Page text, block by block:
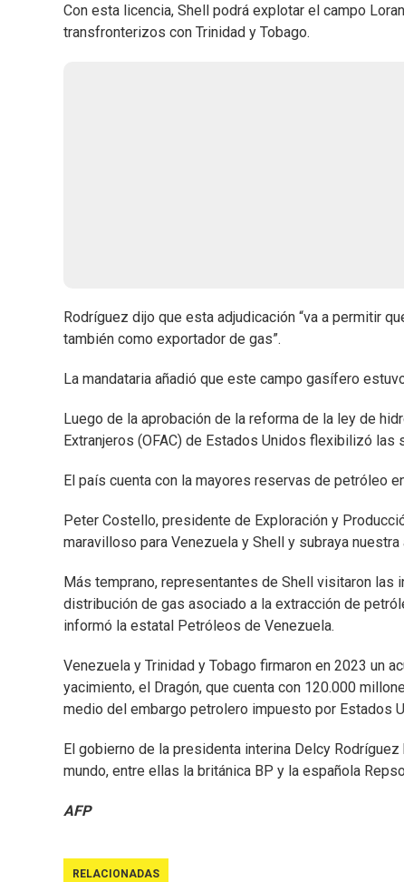
Con esta licencia, Shell podrá explotar el campo
transfronterizos con Trinidad y Tobago.
Rodríguez dijo que esta adjudicación “va a permitir
también como exportador de gas”.
La mandataria añadió que este campo gasífero
Luego de la aprobación de la reforma de la ley de
Extranjeros (OFAC) de Estados Unidos flexibilizó las
El país cuenta con la mayores reservas de petróleo
Peter Costello, presidente de Exploración y
maravilloso para Venezuela y Shell y subraya nuestra
Más temprano, representantes de Shell visitaron
distribución de gas asociado a la extracción de
informó la estatal Petróleos de Venezuela.
Venezuela y Trinidad y Tobago firmaron en 2023 un
yacimiento, el Dragón, que cuenta con 120.000
medio del embargo petrolero impuesto por Estados
El gobierno de la presidenta interina Delcy
mundo, entre ellas la británica BP y la española
AFP
RELACIONADAS